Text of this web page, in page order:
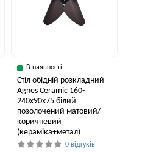
В наявності
Стіл обідній розкладний
Agnes Ceramic 160-
240x90x75 білий
позолочений матовий/
коричневий
(кераміка+метал)
0 відгуків